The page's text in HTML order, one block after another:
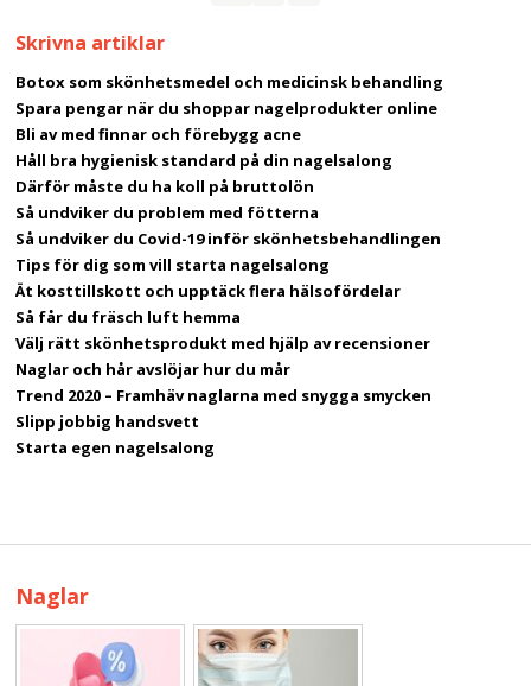
Skrivna artiklar
Botox som skönhetsmedel och medicinsk behandling
Spara pengar när du shoppar nagelprodukter online
Bli av med finnar och förebygg acne
Håll bra hygienisk standard på din nagelsalong
Därför måste du ha koll på bruttolön
Så undviker du problem med fötterna
Så undviker du Covid-19 inför skönhetsbehandlingen
Tips för dig som vill starta nagelsalong
Ät kosttillskott och upptäck flera hälsofördelar
Så får du fräsch luft hemma
Välj rätt skönhetsprodukt med hjälp av recensioner
Naglar och hår avslöjar hur du mår
Trend 2020 – Framhäv naglarna med snygga smycken
Slipp jobbig handsvett
Starta egen nagelsalong
Naglar